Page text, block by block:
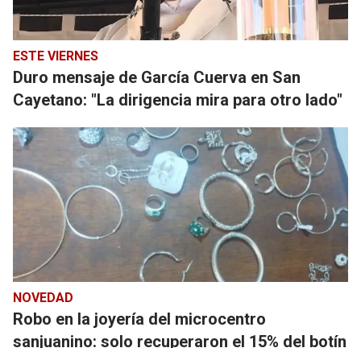
ESTE VIERNES
Duro mensaje de García Cuerva en San
Cayetano: "La dirigencia mira para otro lado"
NOVEDAD
Robo en la joyería del microcentro
sanjuanino: solo recuperaron el 15% del botín